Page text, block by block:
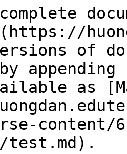
of
as
test.md).